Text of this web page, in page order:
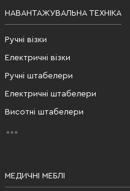
НАВАНТАЖУВАЛЬНА ТЕХНІКА
Ручні візки
Електричні візки
Ручні штабелери
Електричні штабелери
Висотні штабелери
МЕДИЧНІ МЕБЛІ